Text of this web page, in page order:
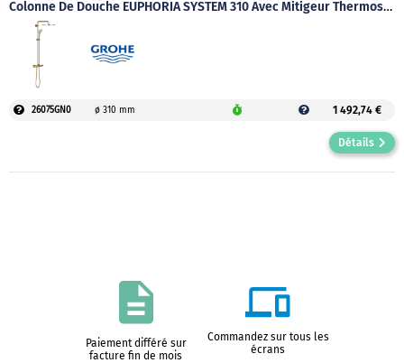
Colonne De Douche EUPHORIA SYSTEM 310 Avec Mitigeur Thermostatique Doré Brushed Cool Sunrise
26075GN0 ø 310 mm 1 492,74 €
Détails
Paiement différé sur
facture fin de mois
Commandez sur tous les
écrans